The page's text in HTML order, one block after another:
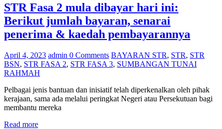
STR Fasa 2 mula dibayar hari ini:
Berikut jumlah bayaran, senarai
penerima & kaedah pembayarannya
April 4, 2023 admin 0 Comments BAYARAN STR, STR, STR
BSN, STR FASA 2, STR FASA 3, SUMBANGAN TUNAI
RAHMAH
Pelbagai jenis bantuan dan inisiatif telah diperkenalkan oleh pihak
kerajaan, sama ada melalui peringkat Negeri atau Persekutuan bagi
membantu mereka
Read more